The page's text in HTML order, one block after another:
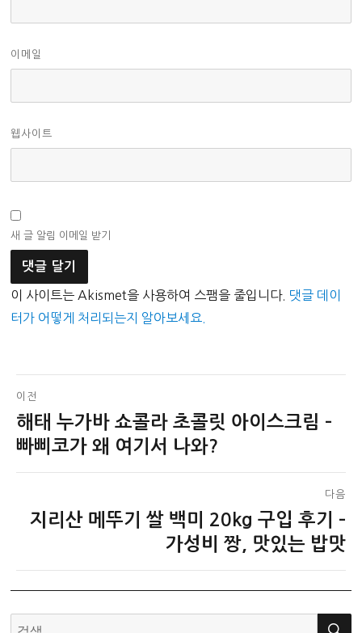
이메일
웹사이트
새 글 알림 이메일 받기
이 사이트는 Akismet을 사용하여 스팸을 줄입니다. 댓글 데이
터가 어떻게 처리되는지 알아보세요.
글
탐
색
이전
이
전
해태 누가바 쇼콜라 초콜릿 아이스크림 –
빠삐코가 왜 여기서 나와?
다음
지리산 메뚜기 쌀 백미 20kg 구입 후기 –
가성비 짱, 맛있는 밥맛
검
검